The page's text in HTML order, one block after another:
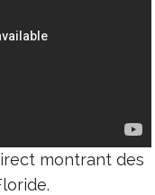
montrant des